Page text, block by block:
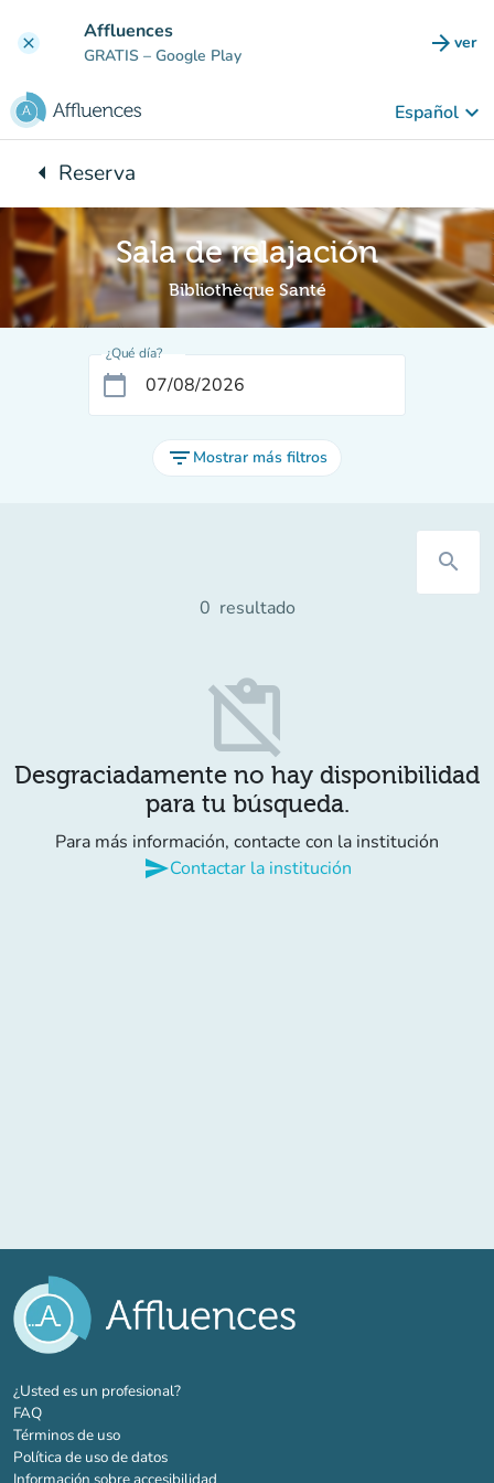
clear Affluences
GRATIS – Google Play arrow_forward ver
Español keyboard_arrow_down
arrow_leftVuelta:
Reserva
Sala de relajación
Bibliothèque Santé
¿Qué día?
calendar_today
filter_list Mostrar más filtros
search
0 resultado
content_paste_off
Desgraciadamente no hay disponibilidad
para tu búsqueda.
Para más información, contacte con la institución
sendContactar la institución
¿Usted es un profesional?(nueva pestaña)
FAQ
Términos de uso
Política de uso de datos